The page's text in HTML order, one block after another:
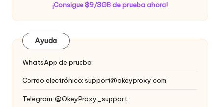
¡Consigue $9/3GB de prueba ahora!
Ayuda
WhatsApp de prueba
Correo electrónico: support@okeyproxy.com
Telegram: @OkeyProxy_support